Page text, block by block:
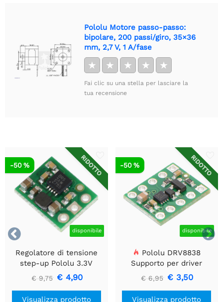
Pololu Motore passo-passo:
bipolare, 200 passi/giro, 35×36
mm, 2,7 V, 1 A/fase
★ ★ ★ ★ ★
Fai clic su una stella per lasciare la
tua recensione


RIDOTTO
disponibile
-50 %
Regolatore di tensione
step-up Pololu 3.3V
U1V10F3
€ 9,75 € 4,90
Visualizza prodotto
RIDOTTO
disponibile
-50 %
Pololu DRV8838
Supporto per driver
motore CC a spazzola
singola
€ 6,95 € 3,50
Visualizza prodotto